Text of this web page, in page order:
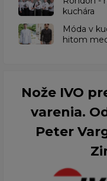
kuchára
​Móda v
hitom
Nože IVO
varenia.
Peter